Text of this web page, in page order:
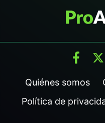
Quiénes somos
Política de